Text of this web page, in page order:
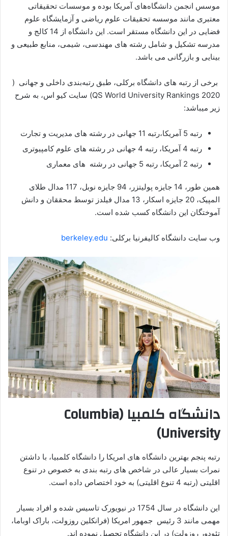
موسس انجمن دانشگاه‌های آمریکا بوده و موسسات تحقیقاتی
معتبری مانند موسسه تحقیقات علوم ریاضی و آزمایشگاه علوم
فضایی در این دانشگاه مستقر است. این دانشگاه از 14 کالج و
مدرسه تشکیل و شامل رشته های مهندسی، شیمی، منابع طبیعی و
بینایی و بازرگانی می باشد.
برخی از رتبه های دانشگاه برکلی، طبق رتبه‌بندی داخلی و جهانی (
QS World University Rankings 2020) سایت کیو اس، به شرح
زیر میباشد:
رتبه 5 آمریکا،رتبه 11 جهانی در رشته های مدیریت و تجارت
رتبه 4 آمریکا، رتبه 4 جهانی در رشته های علوم کامپیوتری
رتبه 2 آمریکا، رتبه 5 جهانی در رشته های معماری
همین‌ طور، 14 جایزه پولیتزر، 94 جایزه نوبل، 117 مدال طلای
المپیک، 20 جایزه اسکار، 13 مدال فیلدز توسط محققان و دانش
آموختگان این دانشگاه کسب شده است.
وب سایت دانشگاه کالیفرنیا برکلی: berkeley.edu
دانشگاه کلمبیا (Columbia
University)
رتبه پنجم بهترین دانشگاه های امریکا را دانشگاه کلمبیا، با داشتن
نمرات بسیار عالی در شاخص های رتبه بندی به خصوص در تنوع
اقلیتی (رتبه 4 تنوع اقلیتی) به خود اختصاص داده است.
این دانشگاه در سال 1754 در نیویورک تاسیس شده و افراد بسیار
مهمی مانند 3 رئیس جمهور امریکا (فرانکلین روزولت، باراک اوباما،
تئودور روزولت) در این دانشگاه تحصیل نموده اند.